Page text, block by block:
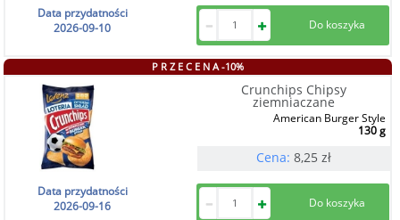
Data przydatności
2026-09-10
P R Z E C E N A -10%
Crunchips Chipsy
ziemniaczane
American Burger Style
130 g
Cena: 8,25 zł
Data przydatności
2026-09-16